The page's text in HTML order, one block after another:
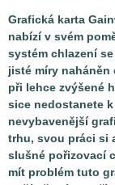
Grafická karta
nabízí v svém
systém chlazení
jisté míry
při lehce zvýšené
sice nedostanete
nevybavenější
trhu, svou práci si
slušné pořizovací
mít problém tuto